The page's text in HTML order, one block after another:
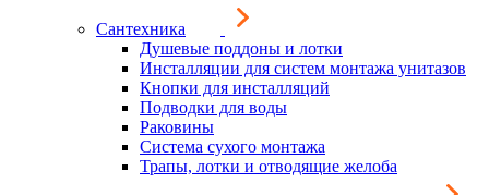
Сантехника
Душевые поддоны и лотки
Инсталляции для систем монтажа унитазов
Кнопки для инсталляций
Подводки для воды
Раковины
Система сухого монтажа
Трапы, лотки и отводящие желоба